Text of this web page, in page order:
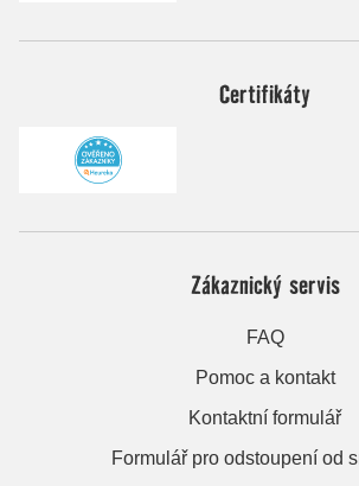
Certifikáty
Zákaznický servis
FAQ
Pomoc a kontakt
Kontaktní formulář
Formulář pro odstoupení od